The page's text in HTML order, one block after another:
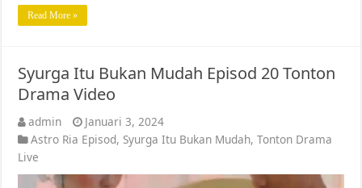
Read More »
Syurga Itu Bukan Mudah Episod 20 Tonton
Drama Video
admin
Januari 3, 2024
Astro Ria Episod, Syurga Itu Bukan Mudah,Tonton Drama
Live